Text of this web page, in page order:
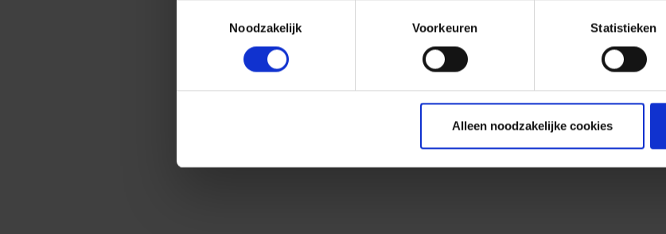
Noodzakelijk
Voorkeuren Statistieken
Alleen noodzakelijke cookies